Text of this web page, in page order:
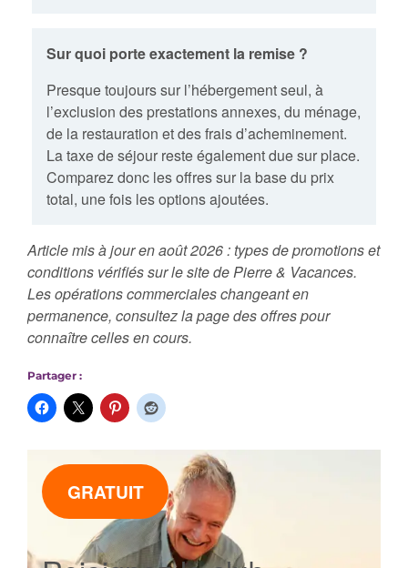
Sur quoi porte exactement la remise ?
Presque toujours sur l’hébergement seul, à
l’exclusion des prestations annexes, du ménage,
de la restauration et des frais d’acheminement.
La taxe de séjour reste également due sur place.
Comparez donc les offres sur la base du prix
total, une fois les options ajoutées.
Article mis à jour en août 2026 : types de promotions et
conditions vérifiés sur le site de Pierre & Vacances.
Les opérations commerciales changeant en
permanence, consultez la page des offres pour
connaître celles en cours.
Partager :
GRATUIT